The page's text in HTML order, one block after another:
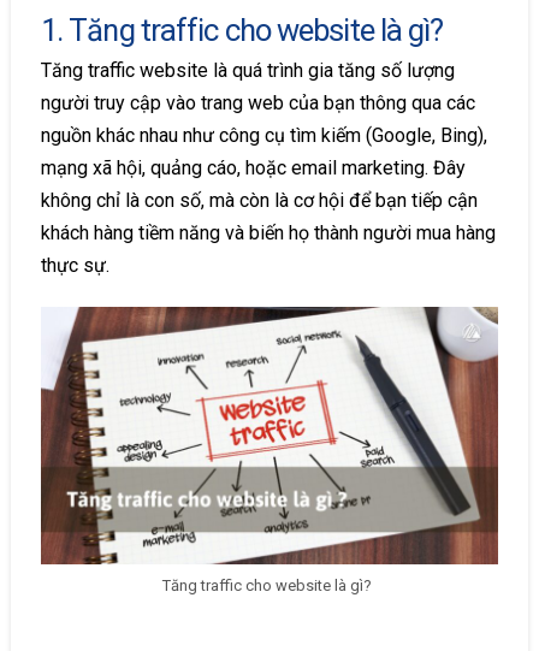
1. Tăng traffic cho website là gì?
Tăng traffic website là quá trình gia tăng số lượng
người truy cập vào trang web của bạn thông qua các
nguồn khác nhau như công cụ tìm kiếm (Google, Bing),
mạng xã hội, quảng cáo, hoặc email marketing. Đây
không chỉ là con số, mà còn là cơ hội để bạn tiếp cận
khách hàng tiềm năng và biến họ thành người mua hàng
thực sự.
Tăng traffic cho website là gì?